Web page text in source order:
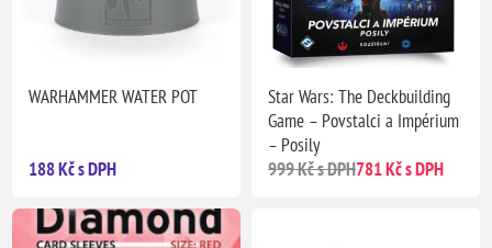
WARHAMMER WATER POT
188 Kč s DPH
Star Wars: The Deckbuilding
Game – Povstalci a Impérium
– Posily
999 Kč s DPH781 Kč s DPH